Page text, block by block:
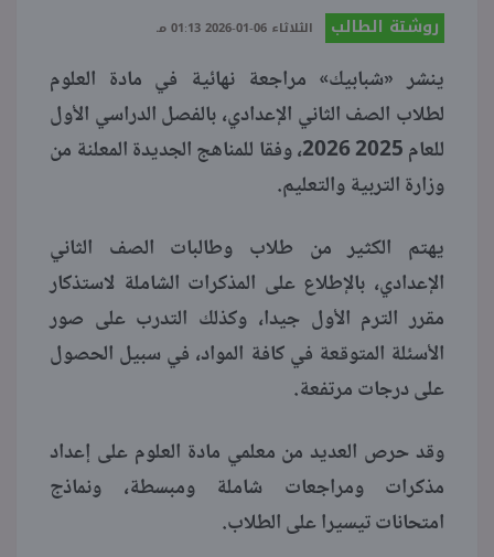
فنجان قهوة
بوابة الطلبة
منوعات
روشتة الطالب الثلاثاء 06-01-2026 01:13 مـ
ينشر «شبابيك» مراجعة نهائية في مادة العلوم
لطلاب الصف الثاني الإعدادي، بالفصل الدراسي الأول
للعام 2025 2026، وفقا للمناهج الجديدة المعلنة من
وزارة التربية والتعليم.
يهتم الكثير من طلاب وطالبات الصف الثاني
الإعدادي، بالإطلاع على المذكرات الشاملة لاستذكار
مقرر الترم الأول جيدا، وكذلك التدرب على صور
الأسئلة المتوقعة في كافة المواد، في سبيل الحصول
على درجات مرتفعة.
وقد حرص العديد من معلمي مادة العلوم على إعداد
مذكرات ومراجعات شاملة ومبسطة، ونماذج
امتحانات تيسيرا على الطلاب.